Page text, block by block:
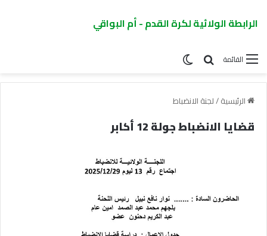
الرابطة الولائية لكرة القدم - أم البواقي
القائمة
الرئيسية/لجنة الانضباط
قضايا الانضباط جولة 12 أكابر